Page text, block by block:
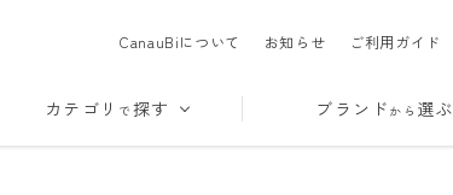
CanauBiについて お知らせ ご利用ガイド
カテゴリ で探す ブランド から 選ぶ